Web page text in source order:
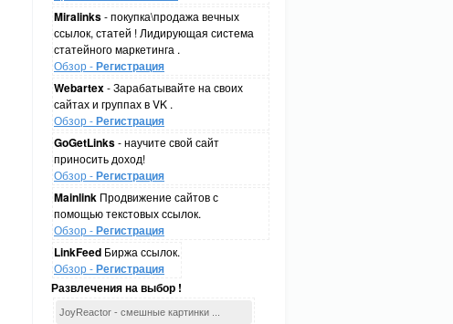
Miralinks- покупка\продажа вечных
ссылок, статей ! Лидирующая система
статейного маркетинга .
Обзор -Регистрация
Webartex- Зарабатывайте на своих
сайтах и группах в VK .
Обзор -Регистрация
GoGetLinks- научите свой сайт
приносить доход!
Обзор -Регистрация
Mainlink Продвижение сайтов с
помощью текстовых ссылок.
Обзор -Регистрация
LinkFeed Биржа ссылок.
Обзор -Регистрация
Развлечения на выбор !
JoyReactor - смешные картинки ...